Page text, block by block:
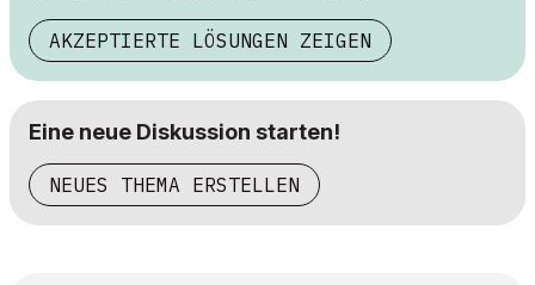
AKZEPTIERTE LÖSUNGEN ZEIGEN
Eine neue Diskussion starten!
NEUES THEMA ERSTELLEN